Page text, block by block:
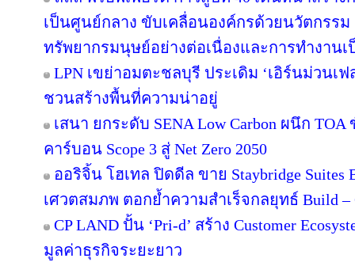
เป็นศูนย์กลาง ขับเคลื่อนองค์กรด้วยนวัตกรร
ทรัพยากรมนุษย์อย่างต่อเนื่องและการทำงาน
LPN เขย่าอมตะชลบุรี ประเดิม ‘เอิร์นม่วนเฟ
ชวนสร้างพื้นที่ความน่าอยู่
เสนา ยกระดับ SENA Low Carbon ผนึก TOA
คาร์บอน Scope 3 สู่ Net Zero 2050
ออริจิ้น โฮเทล ปิดดีล ขาย Staybridge Suites
เศวตสมภพ ตอกย้ำความสำเร็จกลยุทธ์ Build –
CP LAND ปั้น ‘Pri-d’ สร้าง Customer
มูลค่าธุรกิจระยะยาว